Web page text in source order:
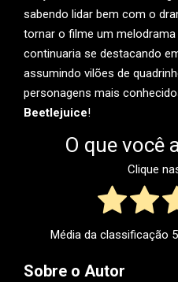
sabendo lidar bem com o
tornar o filme um
continuaria se destacando
assumindo vilões de
personagens mais
Beetlejuice!
O que você
Clique
Média da classificação 5
Sobre o Autor